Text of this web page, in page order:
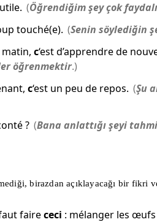
(Öğrendiğimşeyçok
touché(e). (Senin söylediğin
c‘est d’apprendre de
öğrenmektir.)
c‘est un peu de repos. (Şu
? (Bana anlattığışeyi
birazdan açıklayacağı bir fikri
fairececi : mélanger les